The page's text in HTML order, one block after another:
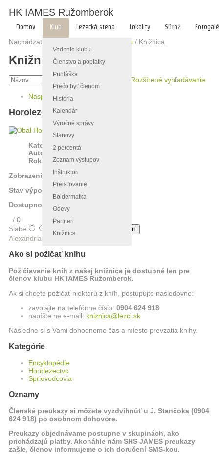
HK IAMES Ružomberok
Domov Klub
Vedenie klubu
Členstvo a poplatky
Prihláška
Prečo byť členom
História
Kalendár
Výročné správy
Stanovy
2 percentá
Zoznam výstupov
Inštruktori
Preisťovanie
Boldermatka
Odevy
Partneri
Knižnica
Lezecká stena Lokality Súťaž
Nachádzate sa tu:
Klub / Knižnica
Knižnica
Rozšírené vyhľadávanie
Naspäť »
Horolezectvo - encyklopédia
Kategória:Encyklopédie
Autor:
Dieška Ivan
Rok:
1989
Zobrazenia:
3292
Stav výpožičky:
Dostupnosť: -1/1
/ 0
Slabé
Alexandria Book Library
Ako si požičať knihu
Požičiavanie kníh z našej knižnice je dostupné len pre
členov klubu HK IAMES Ružomberok.
Ak si chcete požičať niektorú z kníh, postupujte nasledovne:
zavolajte na telefónne číslo: 0904 624 918
napíšte ne e-mail: kniznica@lezci.sk
Následne si s Vami dohodneme čas a miesto prevzatia knihy.
Kategórie
Encyklopédie
Horolezectvo
Sprievodcovia
Oznamy
Členské preukazy si môžete vyzdvihnúť u J. Stančoka (0904
624 918) po osobnom dohovore.
Preukazy objednávame postupne v skupinách, ako
prichádzajú platby. Akonáhle nám SHS JAMES preukazy
zašle, členov informujeme o ich doručení SMS-kou.